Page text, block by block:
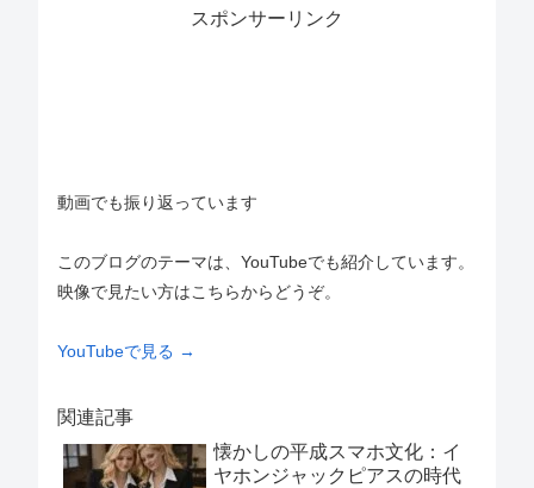
スポンサーリンク
動画でも振り返っています
このブログのテーマは、YouTubeでも紹介しています。
映像で見たい方はこちらからどうぞ。
YouTubeで見る →
関連記事
懐かしの平成スマホ文化：イ
ヤホンジャックピアスの時代